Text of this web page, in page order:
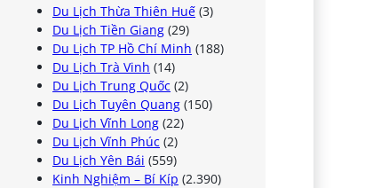
Du Lịch Thừa Thiên Huế (3)
Du Lịch Tiền Giang (29)
Du Lịch TP Hồ Chí Minh (188)
Du Lịch Trà Vinh (14)
Du Lịch Trung Quốc (2)
Du Lịch Tuyên Quang (150)
Du Lịch Vĩnh Long (22)
Du Lịch Vĩnh Phúc (2)
Du Lịch Yên Bái (559)
Kinh Nghiệm – Bí Kíp (2.390)